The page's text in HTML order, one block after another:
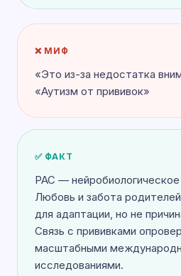
❌ МИФ
«Это из-за недостатка
«Аутизм от прививок»
✅ ФАКТ
РАС —
Любовь и забота
для адаптации, но не
Связь с прививками
масштабными
исследованиями.